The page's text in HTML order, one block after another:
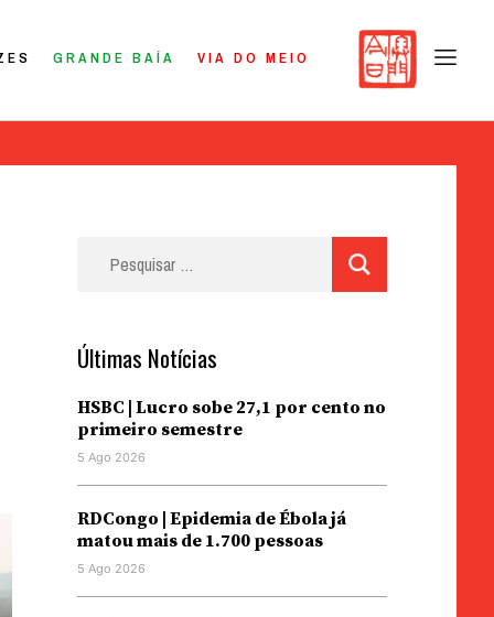
GRANDE BAÍA VIA DO MEIO
Últimas Notícias
HSBC | Lucro sobe 27,1 por cento no
primeiro semestre
5 Ago 2026
RDCongo | Epidemia de Ébola já
matou mais de 1.700 pessoas
5 Ago 2026